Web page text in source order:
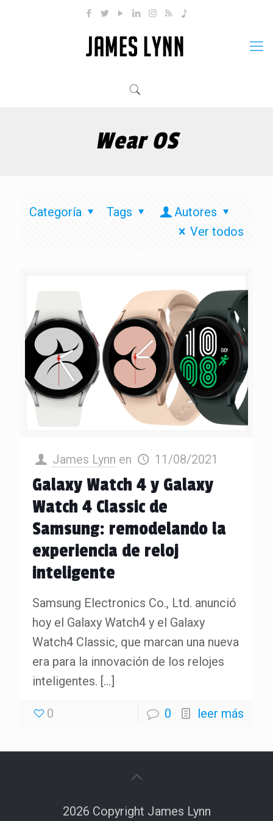
Wear OS
Categoría Tags
Autores
Ver todos
James Lynn en 11/08/2021
Galaxy Watch 4 y Galaxy
Watch 4 Classic de
Samsung: remodelando la
experiencia de reloj
inteligente
Samsung Electronics Co., Ltd. anunció
hoy el Galaxy Watch4 y el Galaxy
Watch4 Classic, que marcan una nueva
era para la innovación de los relojes
inteligentes. […]
0 0 leer más
2026 Copyright James Lynn